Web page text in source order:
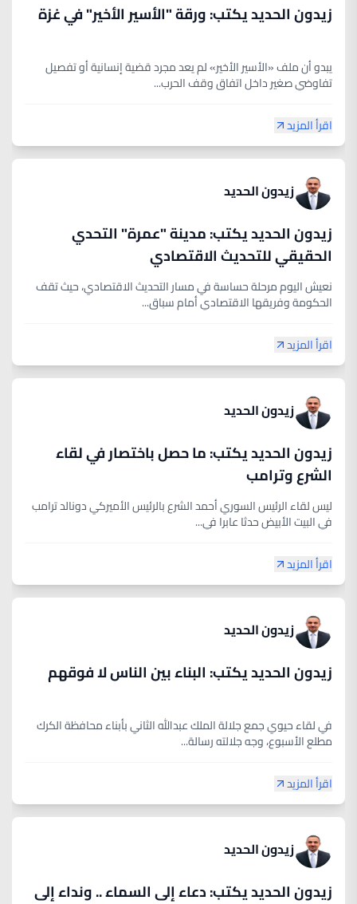
زيدون الحديد يكتب: ورقة "الأسير الأخير" في غزة
يبدو أن ملف «الأسير الأخير» لم يعد مجرد قضية إنسانية أو تفصيل
تفاوضي صغير داخل اتفاق وقف الحرب...
اقرأ المزيد
زيدون الحديد
زيدون الحديد يكتب: مدينة "عمرة" التحدي
الحقيقي للتحديث الاقتصادي
نعيش اليوم مرحلة حساسة في مسار التحديث الاقتصادي، حيث تقف
الحكومة وفريقها الاقتصادي أمام سباق...
اقرأ المزيد
زيدون الحديد
زيدون الحديد يكتب: ما حصل باختصار في لقاء
الشرع وترامب
ليس لقاء الرئيس السوري أحمد الشرع بالرئيس الأميركي دونالد ترامب
في البيت الأبيض حدثا عابرا في...
اقرأ المزيد
زيدون الحديد
زيدون الحديد يكتب: البناء بين الناس لا فوقهم
في لقاء حيوي جمع جلالة الملك عبدالله الثاني بأبناء محافظة الكرك
مطلع الأسبوع، وجه جلالته رسالة...
اقرأ المزيد
زيدون الحديد
زيدون الحديد يكتب: دعاء إلى السماء .. ونداء إلى